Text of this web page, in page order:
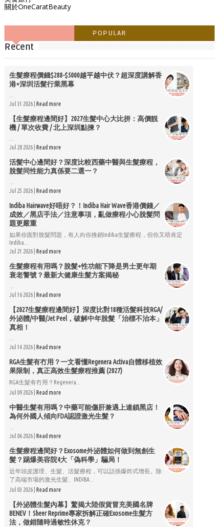
關於OneCaratBeauty
POPULAR
Recent
生髮療程價錢$288-$5000越平越中伏？超深度講解香
港+深圳活髮行業黑幕
Jul 31 2026 | Read more
【生髮療程邊間好】2027生髮中心大比拼：高價靚
機 / 單次收費 / 北上深圳點揀？
Jul 28 2026 | Read more
活髮中心邊間好？深度比較西藥中醫與生髮療程，
脫髮同性能力真係要二選一？
Jul 25 2026 | Read more
Indiba Hairwave好唔好？！Indiba Hair Wave香港價錢／
成效／黑店手法／注意事項，亂做療程小心脫髮問
題更嚴重
如果你面對脫髮問題，有人向你推銷Indiba生髮療程，但你又唔肯定
Indiba...
Jul 21 2026 | Read more
生髮療程有用嗎？脫髮+性功能下降是男士更年期
衰老警號？最新大健康生髮方案揭秘
Jul 16 2026 | Read more
【2027生髮療程邊間好】深度比對18種活髮科技RGA/
外泌體/中醫/Jet Peel，破解中年脫髮「治標不治本」
真相！
Jul 14 2026 | Read more
RGA生髮有冇用？一文看懂Regenera Activa自體移植效
果限制，真正高效生髮療程推薦 (2027)
RGA生髮有冇用？Regenera...
Jul 09 2026 | Read more
中醫生髮有用嗎？中藥可能傷肝兼遇上連鎖黑店！
為何外國人傾向FDA認證激光生髮？
Jul 06 2026 | Read more
生髮療程邊間好？Exosome外泌體如何做到無創生
髮？踢爆美容院4大「偽科學」騙局！
近年頭皮護理、生髮、活髮療程，可以話係爆炸式增長。除
了高端市場的激光生髮、INDIBA...
Jul 03 2026 | Read more
【外泌體生髮內幕】驚揭大陸假貨冒充美國名牌
BENEV！Sheer Reprime專家拆解正確Exosome生髮方
法，做錯隨時過敏性休克？